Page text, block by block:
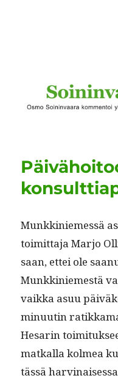
Munkkiniemessä
toimit­ta­ja Mar­jo
saan, ettei ole
Munkkiniemestä
vaik­ka asuu
min­uutin
Hesarin
matkalla kolmea
tässä